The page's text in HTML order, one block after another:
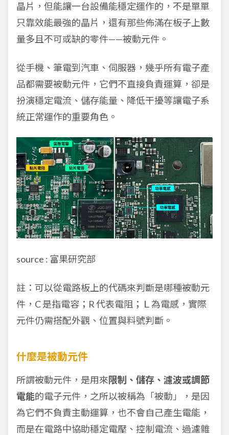
晶片，但能讓一台設備能穩定運作的，不是單單
只靠效能最強的晶片，還有那些佈滿在板子上數
量多且不可或缺的零件——被動元件。
從手機、筆電到汽車、伺服器，幾乎所有電子產
品都需要被動元件，它們不直接負責運算，卻是
扮演穩定電流、儲存能量、降低干擾等讓電子系
統正常運作的重要角色。
source : 富果研究部
註：可以從電路板上的代碼來判斷是哪種被動元
件，C 是指電容；R 代表電阻；Ｌ為電感，實際
元件仍需搭配外觀、位置與料號判斷。
什麼是被動元件
所謂被動元件，是用來限制、儲存、濾波或調節
電能的電子元件，之所以被稱為「被動」，是因
為它們不負責主動運算，也不會自己產生電能，
而是在電路中協助穩定電壓、控制電流、過濾雜